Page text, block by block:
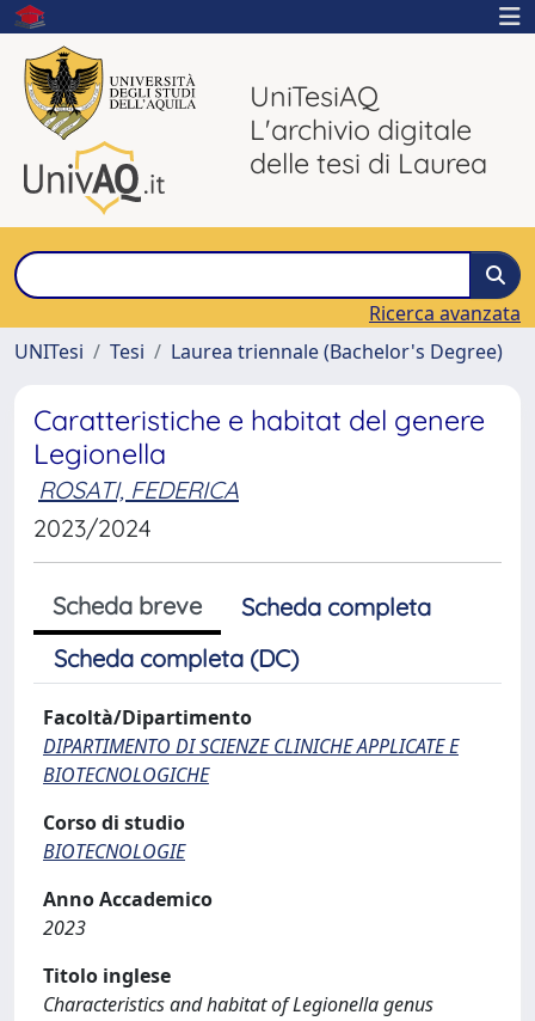
UniTesiAQ
L'archivio digitale
delle tesi di Laurea
Ricerca avanzata
UNITesi
Tesi Laurea triennale (Bachelor's Degree)
Caratteristiche e habitat del genere
Legionella
ROSATI, FEDERICA
2023/2024
Scheda breve
Scheda completa
Scheda completa (DC)
Facoltà/Dipartimento
DIPARTIMENTO DI SCIENZE CLINICHE APPLICATE E
BIOTECNOLOGICHE
Corso di studio
BIOTECNOLOGIE
Anno Accademico
2023
Titolo inglese
Characteristics and habitat of Legionella genus